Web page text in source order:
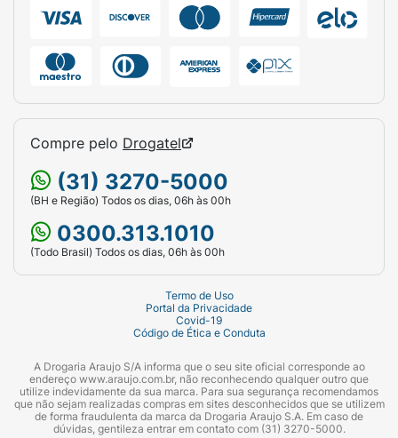
Compre pelo Drogatel
(31) 3270-5000
(BH e Região) Todos os dias, 06h às 00h
0300.313.1010
(Todo Brasil) Todos os dias, 06h às 00h
Termo de Uso
Portal da Privacidade
Covid-19
Código de Ética e Conduta
A Drogaria Araujo S/A informa que o seu site oficial corresponde ao
endereço www.araujo.com.br, não reconhecendo qualquer outro que
utilize indevidamente da sua marca. Para sua segurança recomendamos
que não sejam realizadas compras em sites desconhecidos que se utilizem
de forma fraudulenta da marca da Drogaria Araujo S.A. Em caso de
dúvidas, gentileza entrar em contato com (31) 3270-5000.